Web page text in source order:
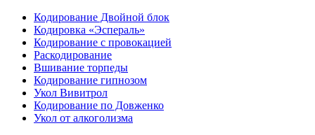
Кодирование Двойной блок
Кодировка «Эспераль»
Кодирование с провокацией
Раскодирование
Вшивание торпеды
Кодирование гипнозом
Укол Вивитрол
Кодирование по Довженко
Укол от алкоголизма